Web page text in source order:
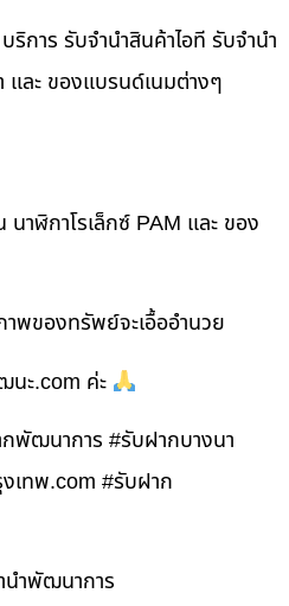
การ รับจำนำสินค้าไอที รับจำนำ
และ ของแบรนด์เนมต่างๆ
าฬิกาโรเล็กซ์ PAM และ ของ
าพของทรัพย์จะเอื้ออำนวย
นะ.com ค่ะ
พัฒนาการ #รับฝากบางนา
เทพ.com #รับฝาก
นำพัฒนาการ